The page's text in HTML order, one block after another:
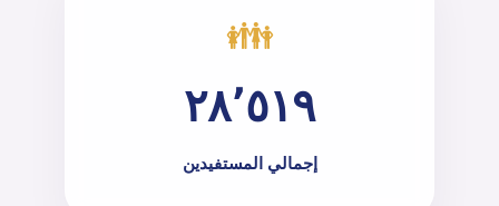
👪
٢٨٬٥١٩
إجمالي المستفيدين